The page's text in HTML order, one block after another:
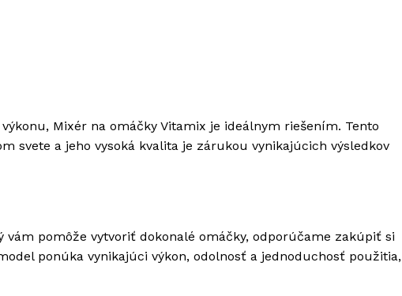
Mixér na omáčky Vitamix je ideálnym riešením. Tento
svete a jeho vysoká kvalita je zárukou vynikajúcich výsledkov
pomôže vytvoriť dokonalé omáčky, odporúčame zakúpiť si
ponúka vynikajúci výkon, odolnosť a jednoduchosť použitia,